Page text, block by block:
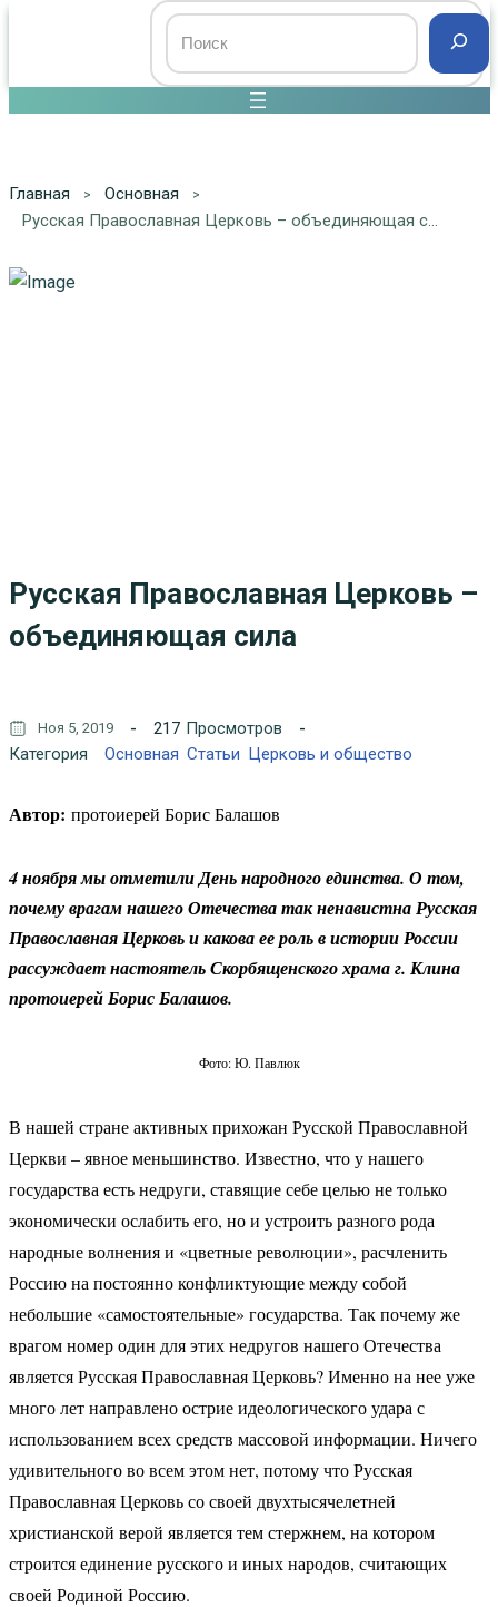
Главная
Основная
Русская Православная Церковь – объединяющая сила
Русская Православная Церковь –
объединяющая сила
Ноя 5, 2019 217 Просмотров
Категория
Основная Статьи Церковь и общество
Автор: протоиерей Борис Балашов
4 ноября мы отметили День народного единства. О том,
почему врагам нашего Отечества так ненавистна Русская
Православная Церковь и какова ее роль в истории России
рассуждает настоятель Скорбященского храма г. Клина
протоиерей Борис Балашов.
Фото: Ю. Павлюк
В нашей стране активных прихожан Русской Православной
Церкви – явное меньшинство. Известно, что у нашего
государства есть недруги, ставящие себе целью не только
экономически ослабить его, но и устроить разного рода
народные волнения и «цветные революции», расчленить
Россию на постоянно конфликтующие между собой
небольшие «самостоятельные» государства. Так почему же
врагом номер один для этих недругов нашего Отечества
является Русская Православная Церковь? Именно на нее уже
много лет направлено острие идеологического удара с
использованием всех средств массовой информации. Ничего
удивительного во всем этом нет, потому что Русская
Православная Церковь со своей двухтысячелетней
христианской верой является тем стержнем, на котором
строится единение русского и иных народов, считающих
своей Родиной Россию.